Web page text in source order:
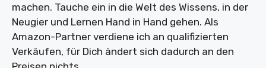
machen. Tauche ein in die Welt des Wissens, in der
Neugier und Lernen Hand in Hand gehen. Als
Amazon-Partner verdiene ich an qualifizierten
Verkäufen, für Dich ändert sich dadurch an den